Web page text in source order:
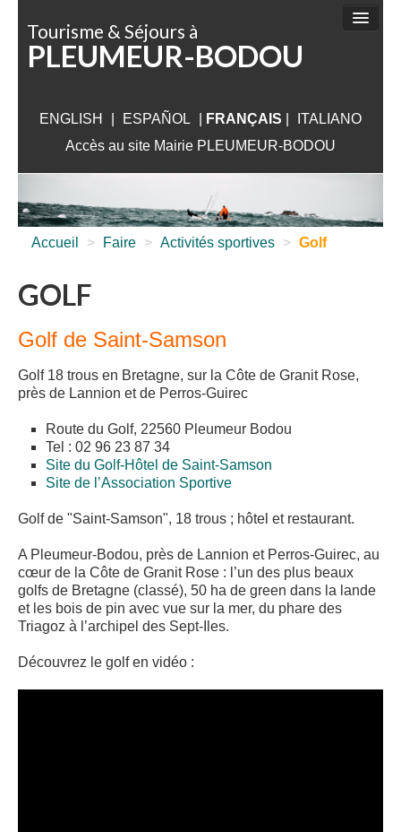
Tourisme & Séjours à
PLEUMEUR-BODOU
ENGLISH ESPAÑOL FRANÇAIS
ITALIANO
Accès au site Mairie PLEUMEUR-BODOU
FAIRE
SÉJOURNER
VISITER
INFORMATIONS PRATIQUES
Accueil
> Faire > Activités sportives > Golf
GOLF
Golf de Saint-Samson
Golf 18 trous en Bretagne, sur la Côte de Granit Rose,
près de Lannion et de Perros-Guirec
Route du Golf, 22560 Pleumeur Bodou
Tel : 02 96 23 87 34
Site du Golf-Hôtel de Saint-Samson
Site de l’Association Sportive
Golf de "Saint-Samson", 18 trous ; hôtel et restaurant.
A Pleumeur-Bodou, près de Lannion et Perros-Guirec, au
cœur de la Côte de Granit Rose : l’un des plus beaux
golfs de Bretagne (classé), 50 ha de green dans la lande
et les bois de pin avec vue sur la mer, du phare des
Triagoz à l’archipel des Sept-Iles.
Découvrez le golf en vidéo :